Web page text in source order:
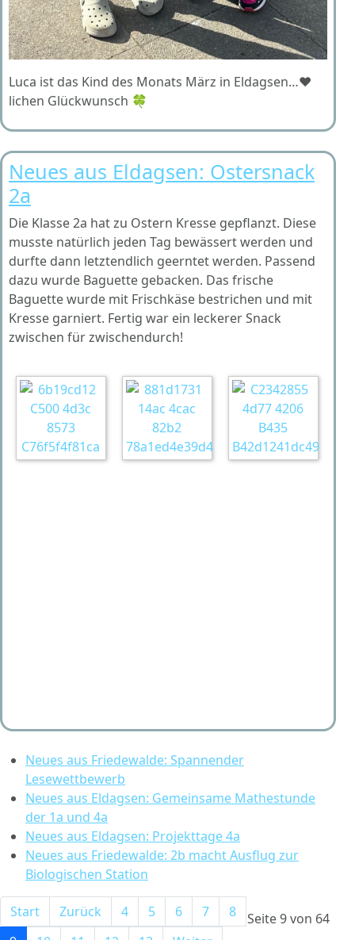
Luca ist das Kind des Monats März in Eldagsen…❤️
lichen Glückwunsch 🍀
Neues aus Eldagsen: Ostersnack
2a
Die Klasse 2a hat zu Ostern Kresse gepflanzt. Diese
musste natürlich jeden Tag bewässert werden und
durfte dann letztendlich geerntet werden. Passend
dazu wurde Baguette gebacken. Das frische
Baguette wurde mit Frischkäse bestrichen und mit
Kresse garniert. Fertig war ein leckerer Snack
zwischen für zwischendurch!
Neues aus Friedewalde: Spannender
Lesewettbewerb
Neues aus Eldagsen: Gemeinsame Mathestunde
der 1a und 4a
Neues aus Eldagsen: Projekttage 4a
Neues aus Friedewalde: 2b macht Ausflug zur
Biologischen Station
Seite 9 von 64
Start Zurück 4 5 6 7
8